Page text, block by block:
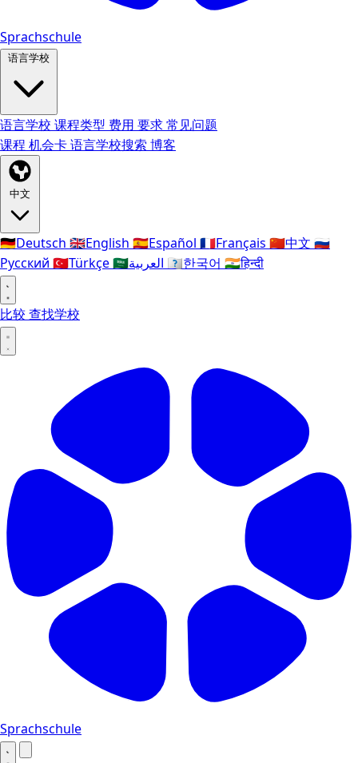
Sprachschule
语言学校
语言学校 课程类型 费用 要求常见问题
课程 机会卡语言学校搜索 博客
中文
🇩🇪Deutsch 🇬🇧English 🇪🇸Español 🇫🇷Français 🇨🇳中文 🇷🇺
Русский 🇹🇷Türkçe🇸🇦 🇰🇷한국어 🇮🇳हिन्दी
比较查找学校
Sprachschule